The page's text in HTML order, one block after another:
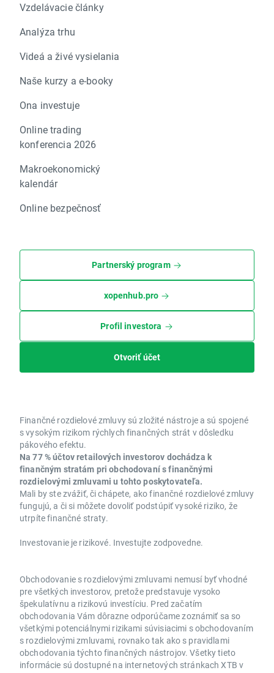
Vzdelávacie články
Analýza trhu
Videá a živé vysielania
Naše kurzy a e-booky
Ona investuje
Online trading
konferencia 2026
Makroekonomický
kalendár
Online bezpečnosť
Partnerský program
xopenhub.pro
Profil investora
Otvoriť účet
Finančné rozdielové zmluvy sú zložité nástroje a sú spojené
s vysokým rizikom rýchlych finančných strát v dôsledku
pákového efektu.
Na 77 % účtov retailových investorov dochádza k
finančným stratám pri obchodovaní s finančnými
rozdielovými zmluvami u tohto poskytovateľa.
Mali by ste zvážiť, či chápete, ako finančné rozdielové zmluvy
fungujú, a či si môžete dovoliť podstúpiť vysoké riziko, že
utrpíte finančné straty.
Investovanie je rizikové. Investujte zodpovedne.
Obchodovanie s rozdielovými zmluvami nemusí byť vhodné
pre všetkých investorov, pretože predstavuje vysoko
špekulatívnu a rizikovú investíciu. Pred začatím
obchodovania Vám dôrazne odporúčame zoznámiť sa so
všetkými potenciálnymi rizikami súvisiacimi s obchodovaním
s rozdielovými zmluvami, rovnako tak ako s pravidlami
obchodovania týchto finančných nástrojov. Všetky tieto
informácie sú dostupné na internetových stránkach XTB v